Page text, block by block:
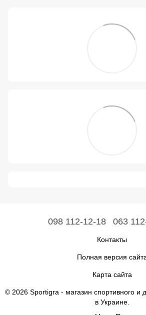
098 112-12-18 063
Контакты
Полная версия
Карта сайта
© 2026 Sportigra - магазин спортивного и
в Украине.